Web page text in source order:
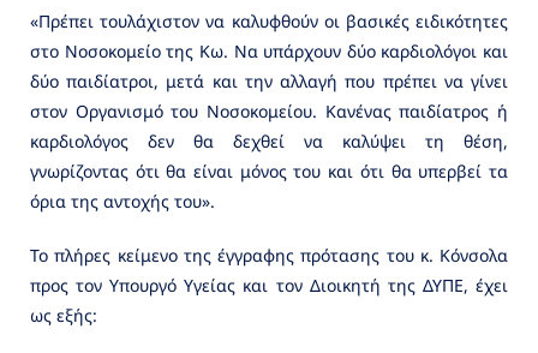
«Πρέπει τουλάχιστον να καλυφθούν οι βασικές ειδικότητες
στο Νοσοκομείο της Κω. Να υπάρχουν δύο καρδιολόγοι και
δύο παιδίατροι, μετά και την αλλαγή που πρέπει να γίνει
στον Οργανισμό του Νοσοκομείου. Κανένας παιδίατρος ή
καρδιολόγος δεν θα δεχθεί να καλύψει τη θέση,
γνωρίζοντας ότι θα είναι μόνος του και ότι θα υπερβεί τα
όρια της αντοχής του».
Το πλήρες κείμενο της έγγραφης πρότασης του κ. Κόνσολα
προς τον Υπουργό Υγείας και τον Διοικητή της ΔΥΠΕ, έχει
ως εξής: